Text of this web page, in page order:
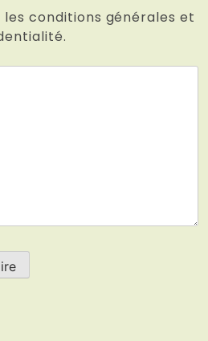
conditions générales et